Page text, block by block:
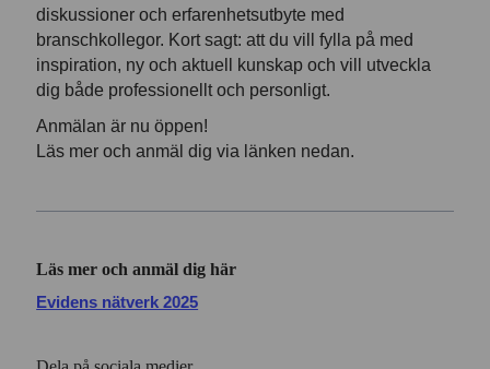
diskussioner och erfarenhetsutbyte med
branschkollegor. Kort sagt: att du vill fylla på med
inspiration, ny och aktuell kunskap och vill utveckla
dig både professionellt och personligt.
Anmälan är nu öppen!
Läs mer och anmäl dig via länken nedan.
Läs mer och anmäl dig här
Evidens nätverk 2025